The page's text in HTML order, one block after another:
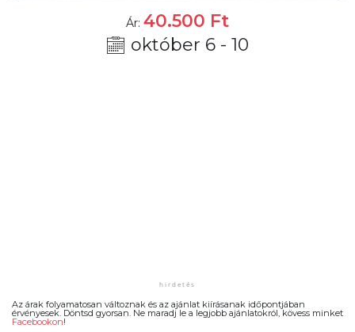
Ár: 40.500 Ft
október 6 - 10
Az árak folyamatosan változnak és az ajánlat kiírásanak időpontjában
érvényesek. Döntsd gyorsan. Ne maradj le a legjobb ajánlatokról, kövess minket
Facebookon!